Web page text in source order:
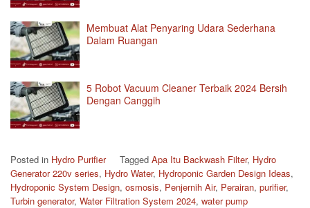
Membuat Alat Penyaring Udara Sederhana
Dalam Ruangan
5 Robot Vacuum Cleaner Terbaik 2024 Bersih
Dengan Canggih
Posted in Hydro Purifier Tagged Apa Itu Backwash Filter, Hydro
Generator 220v series, Hydro Water, Hydroponic Garden Design Ideas,
Hydroponic System Design, osmosis, Penjernih Air, Perairan, purifier,
Turbin generator, Water Filtration System 2024, water pump